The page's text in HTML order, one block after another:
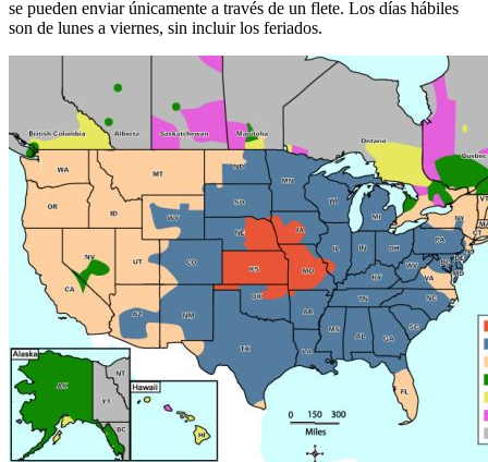
se pueden enviar únicamente a través de un flete. Los días hábiles
son de lunes a viernes, sin incluir los feriados.